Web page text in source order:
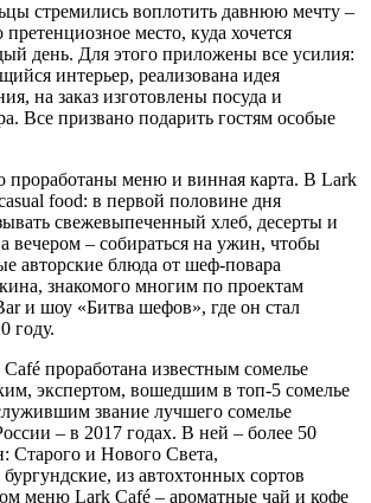
стремились воплотить давнюю мечту –
место, куда хочется
день. Для этого приложены все усилия:
интерьер, реализована идея
на заказ изготовлены посуда и
Все призвано подарить гостям особые
проработаны меню и винная карта. В Lark
food: в первой половине дня
свежевыпеченный хлеб, десерты и
вечером – собираться на ужин, чтобы
авторские блюда от шеф-повара
знакомого многим по проектам
и шоу «Битва шефов», где он стал
году.
проработана известным сомелье
экспертом, вошедшим в топ-5 сомелье
звание лучшего сомелье
– в 2017 годах. В ней – более 50
Старого и Нового Света,
из автохтонных сортов
меню Lark Café – ароматные чай и кофе